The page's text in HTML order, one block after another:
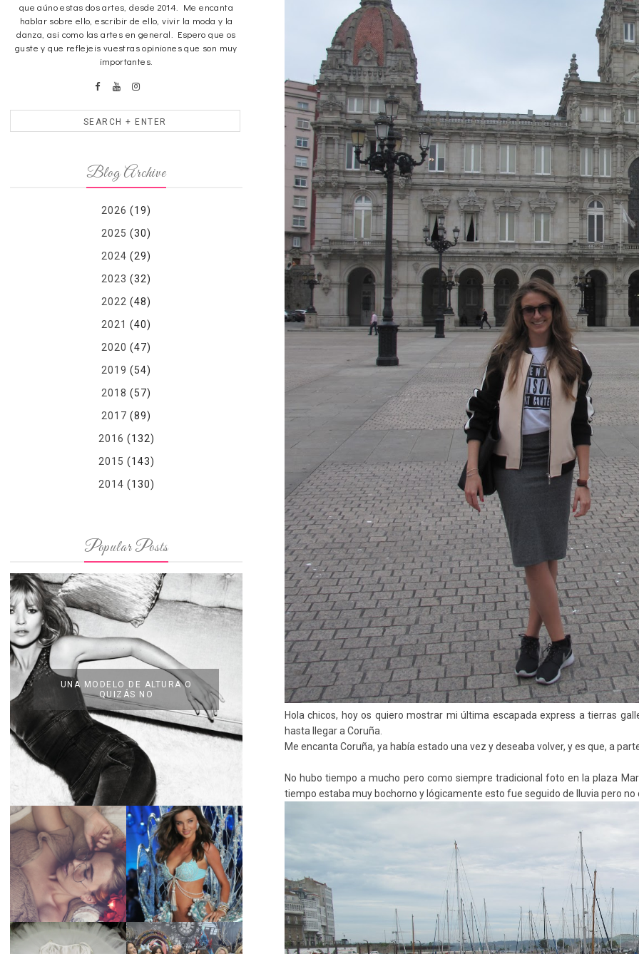
Hola chicos, hoy os quiero mostrar mi última escapada express a tierras
hasta llegar a Coruña.
Me encanta Coruña, ya había estado una vez y deseaba volver, y es que, a
No hubo tiempo a mucho pero como siempre tradicional foto en la plaza
tiempo estaba muy bochorno y lógicamente esto fue seguido de lluvia pero no
que aúno estas dos artes, desde 2014. Me encanta
hablar sobre ello, escribir de ello, vivir la moda y la
danza, asi como las artes en general. Espero que os
guste y que reflejeis vuestras opiniones que son muy
importantes.
Blog Archive
2026 (19)
2025 (30)
2024 (29)
2023 (32)
2022 (48)
2021 (40)
2020 (47)
2019 (54)
2018 (57)
2017 (89)
2016 (132)
2015 (143)
2014 (130)
Popular Posts
UNA MODELO DE ALTURA O
QUIZÁS NO
LA BAILARINA
BLANCA DE LA
CRUZ O COMO
REINVENTARSE
ANTE LA
ADVERSIDAD.
LA ALTURA DE LAS
MODELOS MAS
ALTAS